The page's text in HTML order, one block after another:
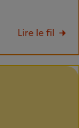
Lire le fil